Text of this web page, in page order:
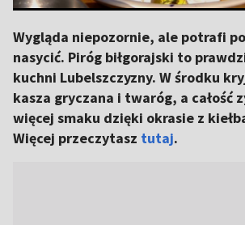
Wygląda niepozornie, ale potrafi
nasycić. Piróg biłgorajski to
kuchni Lubelszczyzny. W środku
kasza gryczana i twaróg, a całość
więcej smaku dzięki okrasie z
Więcej przeczytasz tutaj.